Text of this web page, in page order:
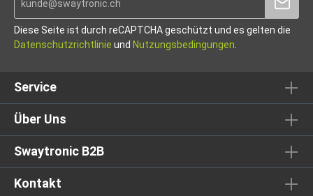
Diese Seite ist durch reCAPTCHA geschützt und es gelten die
Datenschutzrichtlinie und Nutzungsbedingungen
Service
Über Uns
Swaytronic B2B
Kontakt